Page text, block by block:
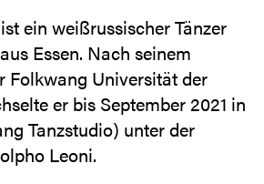
ein weißrussischer Tänzer
Essen. Nach seinem
Folkwang Universität der
er bis September 2021 in
Tanzstudio) unter der
Leoni.